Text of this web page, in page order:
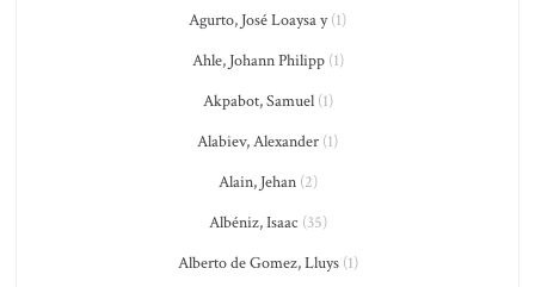
Agurto, José Loaysa y(1)
Ahle, Johann Philipp(1)
Akpabot, Samuel(1)
Alabiev, Alexander (1)
Alain, Jehan(2)
Albéniz, Isaac (35)
Alberto de Gomez, Lluys(1)